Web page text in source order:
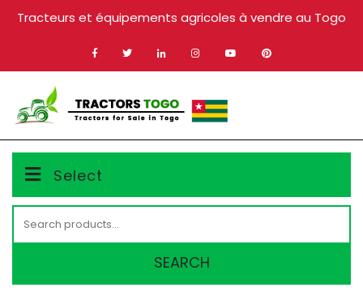
Tracteurs et équipements agricoles à vendre au Togo
Select
for:
SEARCH